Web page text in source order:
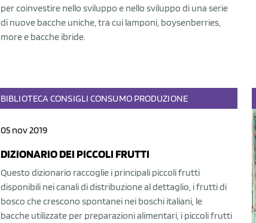
per coinvestire nello sviluppo e nello sviluppo di una serie
di nuove bacche uniche, tra cui lamponi, boysenberries,
more e bacche ibride.
BIBLIOTECACONSIGLI CONSUMO PRODUZIONE
05 nov 2019
DIZIONARIO DEI PICCOLI FRUTTI
Questo dizionario raccoglie i principali piccoli frutti
disponibili nei canali di distribuzione al dettaglio, i frutti di
bosco che crescono spontanei nei boschi italiani, le
bacche utilizzate per preparazioni alimentari, i piccoli frutti